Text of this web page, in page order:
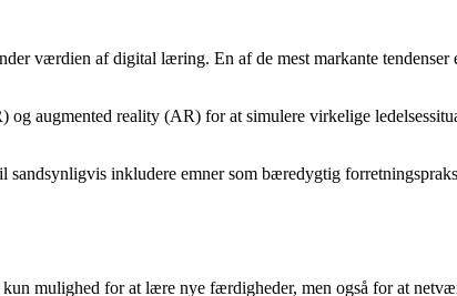
værdien af digital læring. En af de mest markante
augmented reality (AR) for at simulere virkelige
inkludere emner som bæredygtig
mulighed for at lære nye færdigheder, men også for at